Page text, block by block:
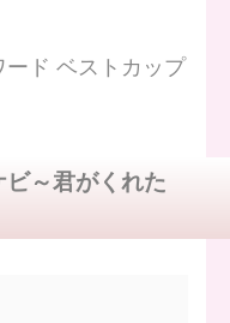
ド ベストカップ
～君がくれた